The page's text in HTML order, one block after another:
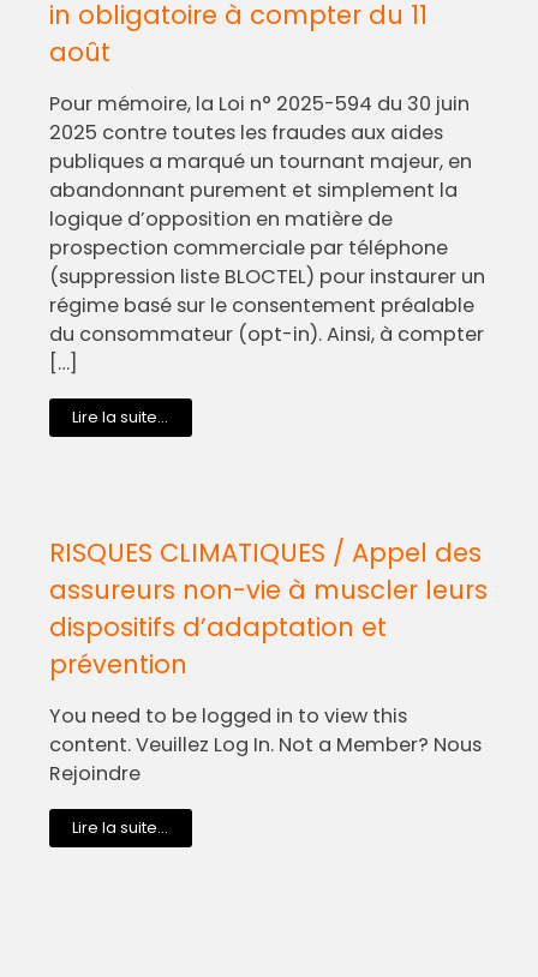
in obligatoire à compter du 11
août
Pour mémoire, la Loi n° 2025-594 du 30 juin
2025 contre toutes les fraudes aux aides
publiques a marqué un tournant majeur, en
abandonnant purement et simplement la
logique d’opposition en matière de
prospection commerciale par téléphone
(suppression liste BLOCTEL) pour instaurer un
régime basé sur le consentement préalable
du consommateur (opt-in). Ainsi, à compter
[…]
Lire la suite...
RISQUES CLIMATIQUES / Appel des
assureurs non-vie à muscler leurs
dispositifs d’adaptation et
prévention
You need to be logged in to view this
content. Veuillez Log In. Not a Member? Nous
Rejoindre
Lire la suite...